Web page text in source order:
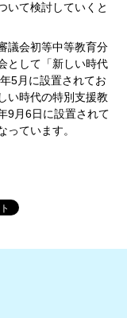
いて検討していくと
議会初等中等教育分
として「新しい時代
5月に設置されてお
い時代の特別支援教
9月6日に設置されて
ています。